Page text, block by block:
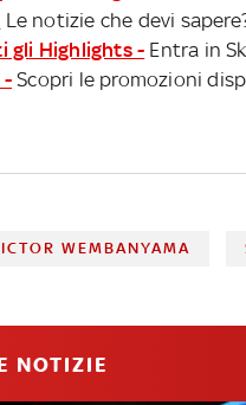
Le notizie che devi
gli Highlights - Entra in
-Scopri le promozioni
WEMBANYAMA
NOTIZIE